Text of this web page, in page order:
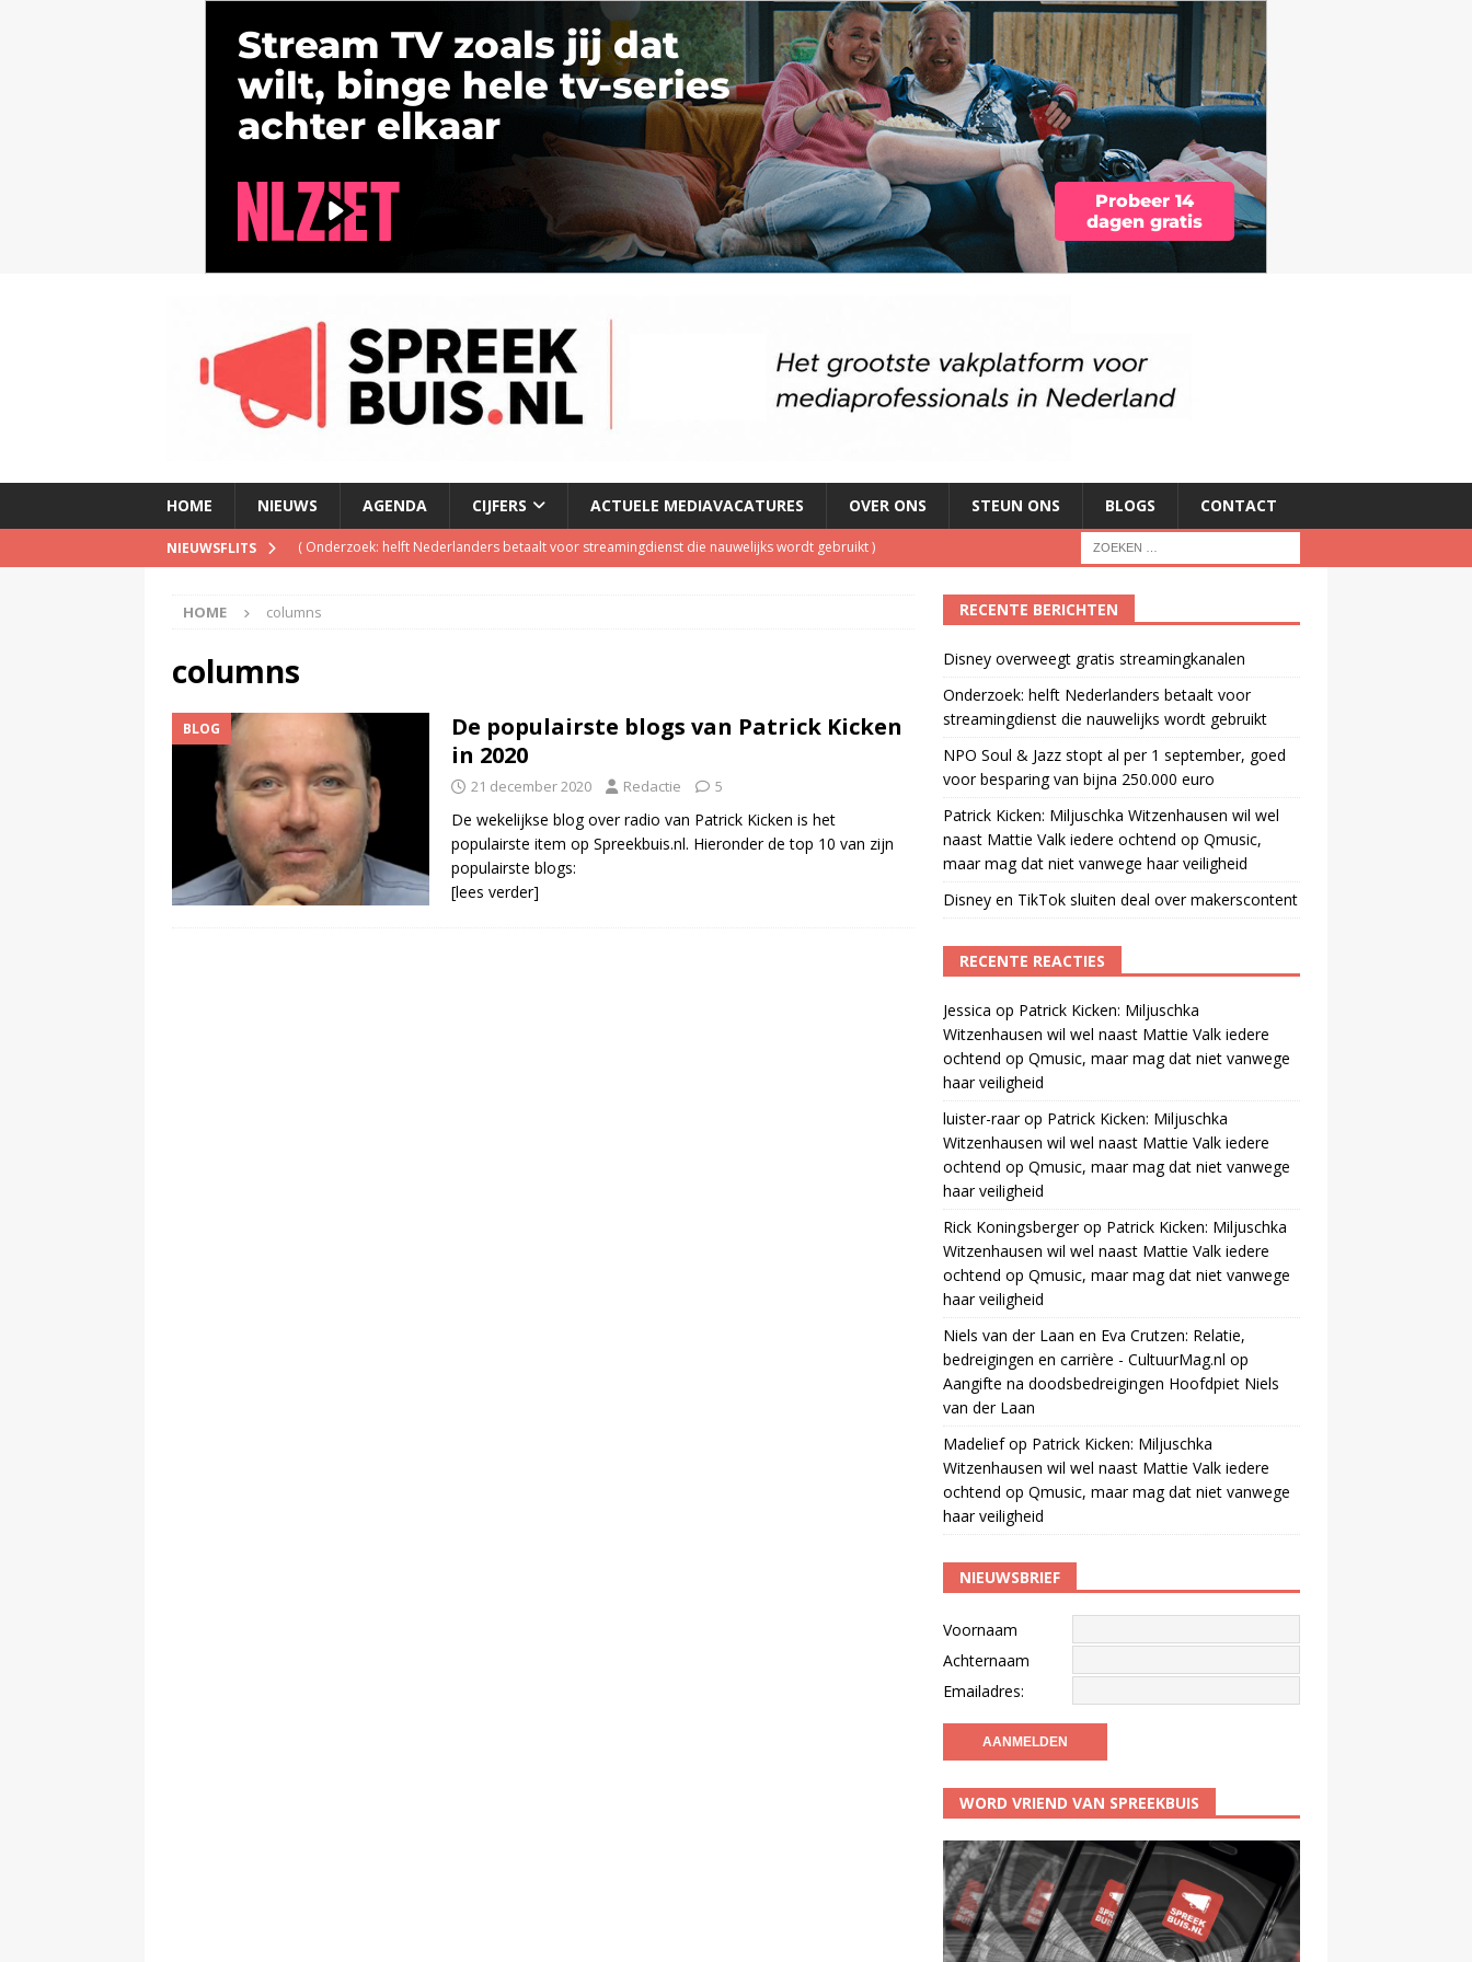
HOME NIEUWS AGENDA CIJFERS ACTUELE MEDIAVACATURES OVER ONS STEUN ONS BLOGS CONTACT
NIEUWSFLITS ( Onderzoek: helft Nederlanders betaalt voor streamingdienst die nauwelijks wordt gebruikt)
(Patrick Kicken: Miljuschka Witzenhausen wil wel naast Mattie Valk iedere ochtend op Qmusic,
Disney overweegt gratis streamingkanalen
HOME columns
columns
BLOG
De populairste blogs van Patrick Kicken
in 2020
21 december 2020 Redactie 5
De wekelijkse blog over radio van Patrick Kicken is het
populairste item op Spreekbuis.nl. Hieronder de top 10 van zijn
populairste blogs:
[lees verder]
RECENTE BERICHTEN
Disney overweegt gratis streamingkanalen
Onderzoek: helft Nederlanders betaalt voor
streamingdienst die nauwelijks wordt gebruikt
NPO Soul & Jazz stopt al per 1 september, goed
voor besparing van bijna 250.000 euro
Patrick Kicken: Miljuschka Witzenhausen wil wel
naast Mattie Valk iedere ochtend op Qmusic,
maar mag dat niet vanwege haar veiligheid
Disney en TikTok sluiten deal over makerscontent
RECENTE REACTIES
Jessica op Patrick Kicken: Miljuschka
Witzenhausen wil wel naast Mattie Valk iedere
ochtend op Qmusic, maar mag dat niet vanwege
haar veiligheid
luister-raarop Patrick Kicken: Miljuschka
Witzenhausen wil wel naast Mattie Valk iedere
ochtend op Qmusic, maar mag dat niet vanwege
haar veiligheid
Rick Koningsbergerop Patrick Kicken: Miljuschka
Witzenhausen wil wel naast Mattie Valk iedere
ochtend op Qmusic, maar mag dat niet vanwege
haar veiligheid
Niels van der Laan en Eva Crutzen: Relatie,
bedreigingen en carrière - CultuurMag.nl op
Aangifte na doodsbedreigingen Hoofdpiet Niels
van der Laan
Madeliefop Patrick Kicken: Miljuschka
Witzenhausen wil wel naast Mattie Valk iedere
ochtend op Qmusic, maar mag dat niet vanwege
haar veiligheid
NIEUWSBRIEF
Voornaam
Achternaam
Emailadres:
WORD VRIEND VAN SPREEKBUIS